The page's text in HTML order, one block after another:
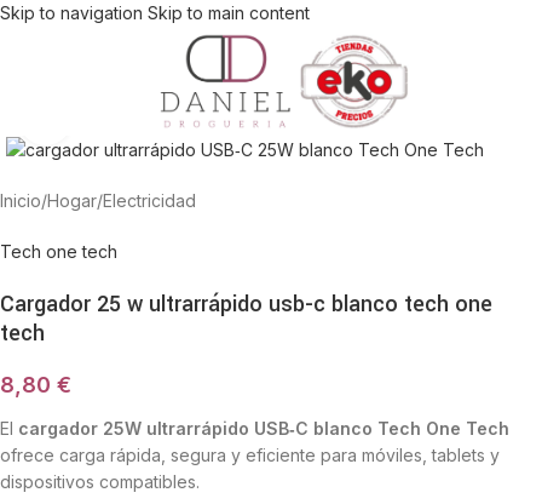
Skip to navigation Skip to main content
Haga Click para agrandar
Inicio/Hogar/Electricidad
Tech one tech
Cargador 25 w ultrarrápido usb-c blanco tech one
tech
8,80 €
El cargador 25W ultrarrápido USB‑C blanco Tech One Tech
ofrece carga rápida, segura y eficiente para móviles, tablets y
dispositivos compatibles.